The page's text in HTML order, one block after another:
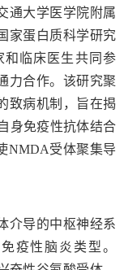
通大学医学院附属
家蛋白质科学研究
和临床医生共同参
力合作。该研究聚
致病机制，旨在揭
身免疫性抗体结合
NMDA受体聚集导
介导的中枢神经系
疫性脑炎类型。